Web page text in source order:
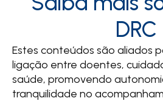
DRC
Estes conteúdos são aliados
ligação entre doentes,
saúde, promovendo
tranquilidade no